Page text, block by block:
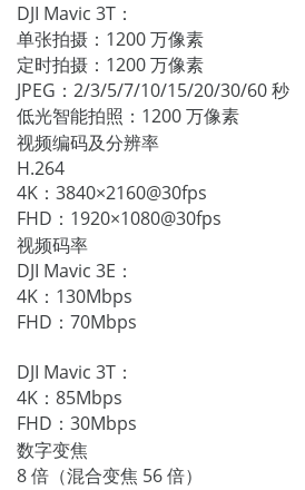
DJI Mavic 3T：
单张拍摄：1200 万像素
定时拍摄：1200 万像素
JPEG：2/3/5/7/10/15/20/30/60 秒
低光智能拍照：1200 万像素
视频编码及分辨率
H.264
4K：3840×2160@30fps
FHD：1920×1080@30fps
视频码率
DJI Mavic 3E：
4K：130Mbps
FHD：70Mbps
DJI Mavic 3T：
4K：85Mbps
FHD：30Mbps
数字变焦
8 倍（混合变焦 56 倍）